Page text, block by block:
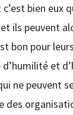
bien eux
ils peuvent
bon pour
et
ne peuvent
des